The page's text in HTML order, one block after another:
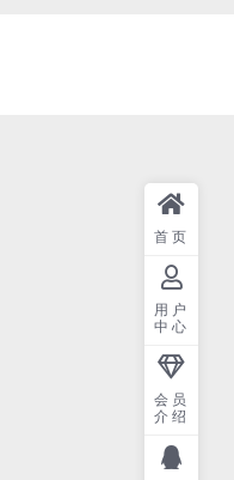
首页
用户
中心
会员
介绍